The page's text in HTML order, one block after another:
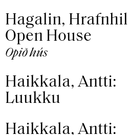
Hagalin,
Open House
Opið hús
Haikkala, Antti:
Luukku
Haikkala, Antti: